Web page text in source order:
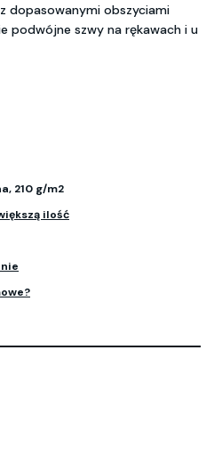
dopasowanymi obszyciami
podwójne szwy na rękawach i u
210 g/m2
ilość